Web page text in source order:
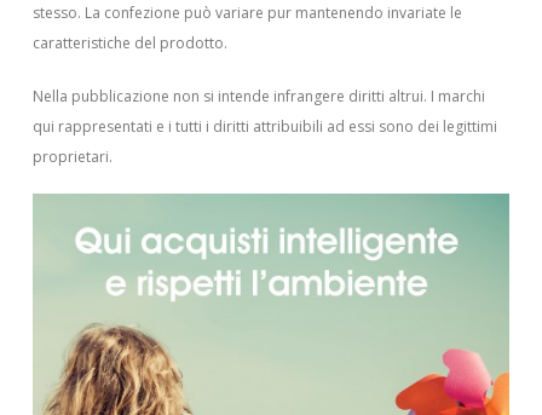
stesso. La confezione può variare pur mantenendo invariate le
caratteristiche del prodotto.
Nella pubblicazione non si intende infrangere diritti altrui. I marchi
qui rappresentati e i tutti i diritti attribuibili ad essi sono dei legittimi
proprietari.